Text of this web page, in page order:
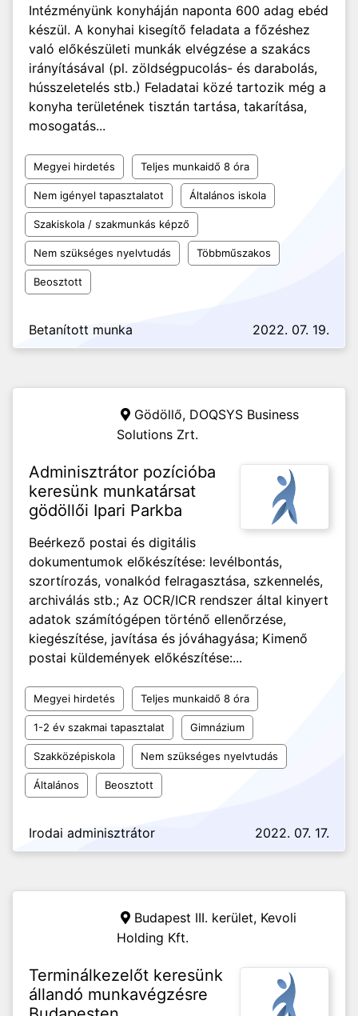
Intézményünk konyháján naponta 600 adag ebéd
készül. A konyhai kisegítő feladata a főzéshez
való előkészületi munkák elvégzése a szakács
irányításával (pl. zöldségpucolás- és darabolás,
hússzeletelés stb.) Feladatai közé tartozik még a
konyha területének tisztán tartása, takarítása,
mosogatás...
Megyei hirdetés Teljes munkaidő 8 óra
Nem igényel tapasztalatot Általános iskola
Szakiskola / szakmunkás képző
Nem szükséges nyelvtudás Többműszakos
Beosztott
Betanított munka 2022. 07. 19.
Gödöllő, DOQSYS Business
Solutions Zrt.
Adminisztrátor pozícióba
keresünk munkatársat
gödöllői Ipari Parkba
Beérkező postai és digitális
dokumentumok előkészítése: levélbontás,
szortírozás, vonalkód felragasztása, szkennelés,
archiválás stb.; Az OCR/ICR rendszer által kinyert
adatok számítógépen történő ellenőrzése,
kiegészítése, javítása és jóváhagyása; Kimenő
postai küldemények előkészítése:...
Megyei hirdetés Teljes munkaidő 8 óra
1-2 év szakmai tapasztalat Gimnázium
Szakközépiskola Nem szükséges nyelvtudás
Általános Beosztott
Irodai adminisztrátor 2022. 07. 17.
Budapest III. kerület, Kevoli
Holding Kft.
Terminálkezelőt keresünk
állandó munkavégzésre